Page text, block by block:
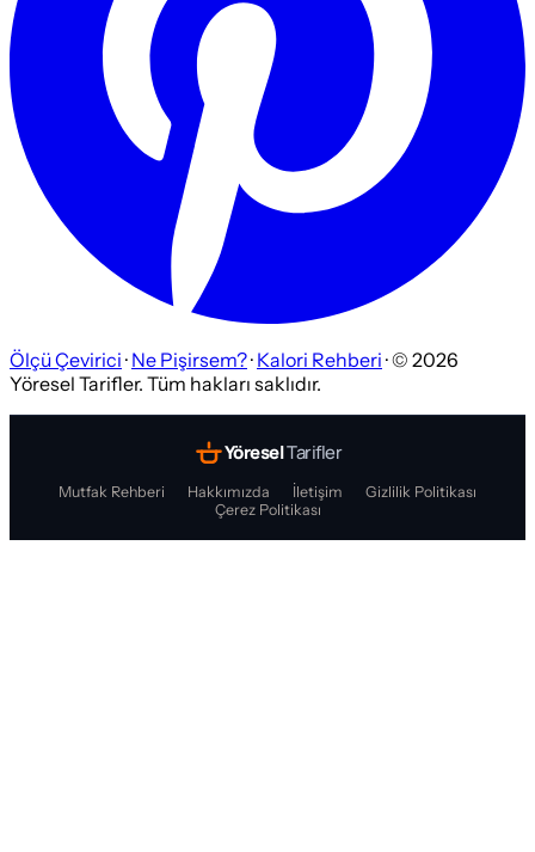
Ölçü Çevirici · Ne Pişirsem?· Kalori Rehberi · © 2026
Yöresel Tarifler. Tüm hakları saklıdır.
YöreselTarifler
Mutfak Rehberi Hakkımızda İletişim
Gizlilik Politikası
Çerez Politikası